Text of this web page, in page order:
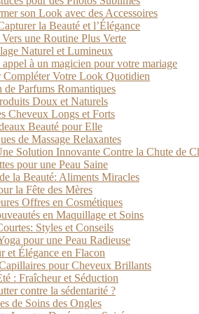
son Look avec des Accessoires
la Beauté et l’Élégance
une Routine Plus Verte
Naturel et Lumineux
à un magicien pour votre mariage
Votre Look Quotidien
Parfums Romantiques
Doux et Naturels
Cheveux Longs et Forts
Beauté pour Elle
de Massage Relaxantes
Solution Innovante Contre la Chute de
pour une Peau Saine
la Beauté: Aliments Miracles
la Fête des Mères
Offres en Cosmétiques
en Maquillage et Soins
Styles et Conseils
pour une Peau Radieuse
et Élégance en Flacon
pour Cheveux Brillants
: Fraîcheur et Séduction
contre la sédentarité ?
de Soins des Ongles